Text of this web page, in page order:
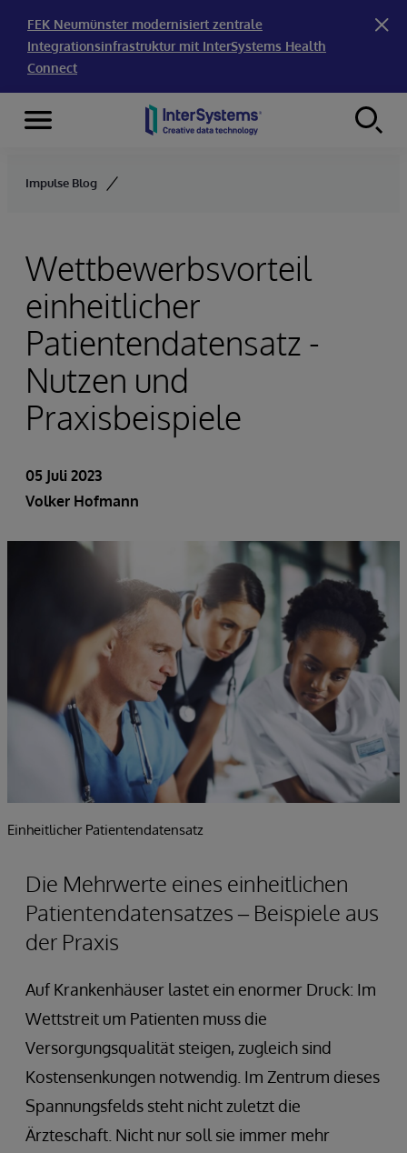
FEK Neumünster modernisiert zentrale
Integrationsinfrastruktur mit InterSystems Health
Connect
Skip to content
Menu
Impulse Blog
Wettbewerbsvorteil
einheitlicher
Patientendatensatz -
Nutzen und
Praxisbeispiele
05 Juli 2023
Volker Hofmann
Einheitlicher Patientendatensatz
Die Mehrwerte eines einheitlichen
Patientendatensatzes – Beispiele aus
der Praxis
Auf Krankenhäuser lastet ein enormer Druck: Im
Wettstreit um Patienten muss die
Versorgungsqualität steigen, zugleich sind
Kostensenkungen notwendig. Im Zentrum dieses
Spannungsfelds steht nicht zuletzt die
Ärzteschaft. Nicht nur soll sie immer mehr